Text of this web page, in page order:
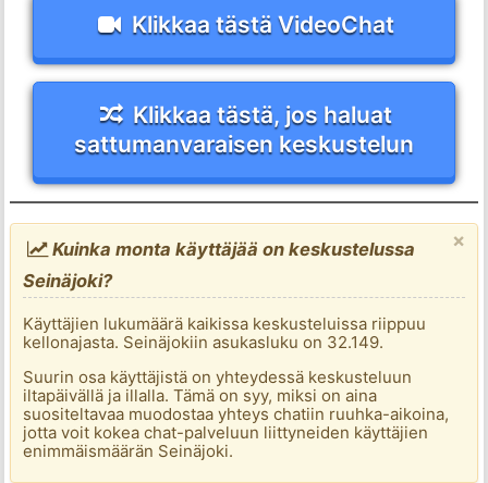
Klikkaa tästä VideoChat
Klikkaa tästä, jos haluat
sattumanvaraisen keskustelun
×
Kuinka monta käyttäjää on keskustelussa
Seinäjoki?
Käyttäjien lukumäärä kaikissa keskusteluissa riippuu
kellonajasta. Seinäjokiin asukasluku on 32.149.
Suurin osa käyttäjistä on yhteydessä keskusteluun
iltapäivällä ja illalla. Tämä on syy, miksi on aina
suositeltavaa muodostaa yhteys chatiin ruuhka-aikoina,
jotta voit kokea chat-palveluun liittyneiden käyttäjien
enimmäismäärän Seinäjoki.